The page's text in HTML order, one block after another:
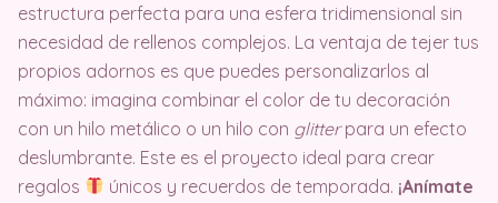
estructura perfecta para una esfera tridimensional sin
necesidad de rellenos complejos. La ventaja de tejer tus
propios adornos es que puedes personalizarlos al
máximo: imagina combinar el color de tu decoración
con un hilo metálico o un hilo con glitterpara un efecto
deslumbrante. Este es el proyecto ideal para crear
regalos
únicos y recuerdos de temporada. ¡Anímate